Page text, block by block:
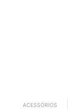
ACESSÓRIOS